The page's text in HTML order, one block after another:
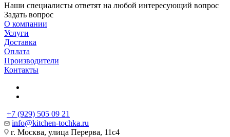
Наши специалисты ответят на любой интересующий вопрос
Задать вопрос
О компании
Услуги
Доставка
Оплата
Производители
Контакты
+7 (929) 505 09 21
info@kitchen-tochka.ru
г. Москва, улица Перерва, 11с4